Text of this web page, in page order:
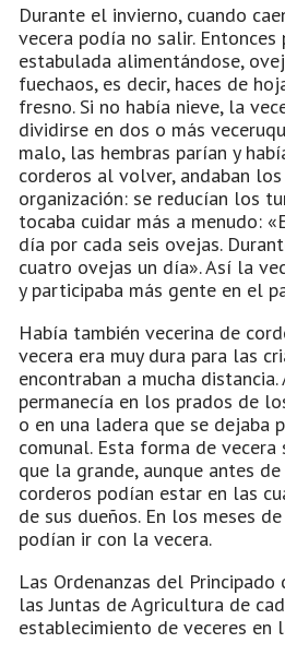
Durante el invierno, cuando
vecera podía no salir. Entonces
estabulada alimentándose,
fuechaos, es decir, haces de
fresno. Si no había nieve, la
dividirse en dos o más
malo, las hembras parían y
corderos al volver, andaban
organización: se reducían los
tocaba cuidar más a menudo:
día por cada seis ovejas.
cuatro ovejas un día». Así la
y participaba más gente en el
Había también vecerina de
vecera era muy dura para las
encontraban a mucha
permanecía en los prados de
o en una ladera que se dejaba
comunal. Esta forma de vecera
que la grande, aunque antes
corderos podían estar en las
de sus dueños. En los meses
podían ir con la vecera.
Las Ordenanzas del
las Juntas de Agricultura de
establecimiento de veceres en